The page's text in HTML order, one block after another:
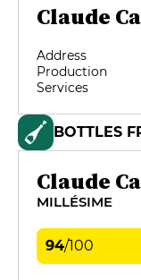
Claude
Address
Production
Services
BOTTLES
Claude
MILLÉSIME
94/100